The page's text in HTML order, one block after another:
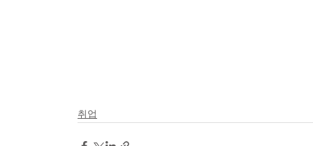
취업